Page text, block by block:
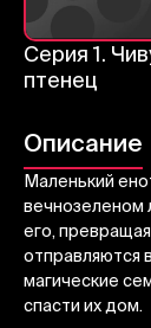
Серия 1.
птенец
Описание
Маленький
вечнозеленом
его,
отправляются
магические
спасти их дом.